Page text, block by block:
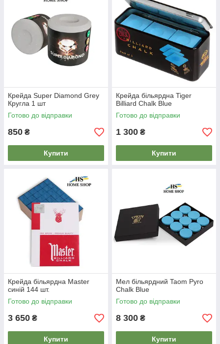
Крейда Super Diamond Grey
Кругла 1 шт
Готово до відправки
850 ₴
Купити
Крейда більярдна Tiger
Billiard Chalk Blue
Готово до відправки
1 300 ₴
Купити
Крейда більярдна Master
синій 144 шт.
Готово до відправки
3 650 ₴
Купити
Мел більярдний Taom Pyro
Chalk Blue
Готово до відправки
8 300 ₴
Купити